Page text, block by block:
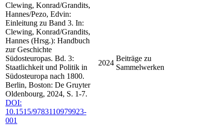
Clewing, Konrad/Grandits,
Hannes/Pezo, Edvin:
Einleitung zu Band 3. In:
Clewing, Konrad/Grandits,
Hannes (Hrsg.): Handbuch
zur Geschichte
Südosteuropas. Bd. 3:
Staatlichkeit und Politik in
Südosteuropa nach 1800.
Berlin, Boston: De Gruyter
Oldenbourg, 2024, S. 1-7.
DOI:
10.1515/9783110979923-
001
2024
Beiträge zu
Sammelwerken